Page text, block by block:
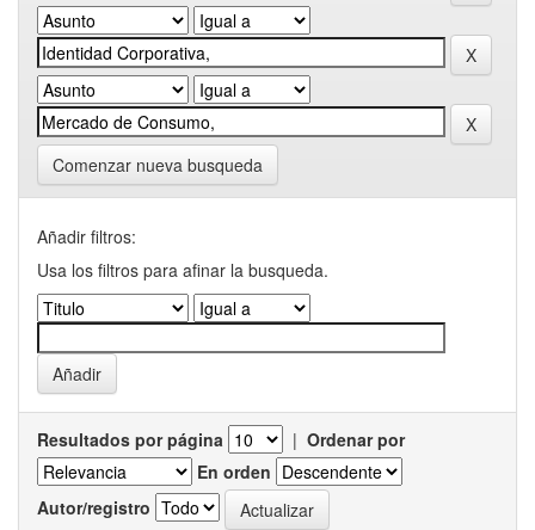
Comenzar nueva busqueda
Añadir filtros:
Usa los filtros para afinar la busqueda.
Resultados por página | Ordenar por
En orden
Autor/registro